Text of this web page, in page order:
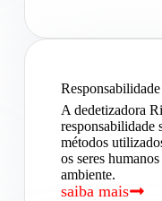
A dedetizadora
responsabilidade
métodos
os seres
ambiente.
saiba mais